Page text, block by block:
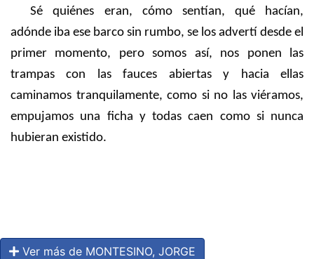
Sé quiénes eran, cómo sentían, qué hacían,
adónde iba ese barco sin rumbo, se los advertí desde el
primer momento, pero somos así, nos ponen las
trampas con las fauces abiertas y hacia ellas
caminamos tranquilamente, como si no las viéramos,
empujamos una ficha y todas caen como si nunca
hubieran existido.
Ver más de MONTESINO, JORGE